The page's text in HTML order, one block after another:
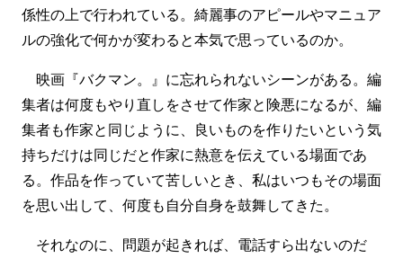
係性の上で行われている。綺麗事のアピールやマニュア
ルの強化で何かが変わると本気で思っているのか。
映画『バクマン。』に忘れられないシーンがある。編
集者は何度もやり直しをさせて作家と険悪になるが、編
集者も作家と同じように、良いものを作りたいという気
持ちだけは同じだと作家に熱意を伝えている場面であ
る。作品を作っていて苦しいとき、私はいつもその場面
を思い出して、何度も自分自身を鼓舞してきた。
それなのに、問題が起きれば、電話すら出ないのだ